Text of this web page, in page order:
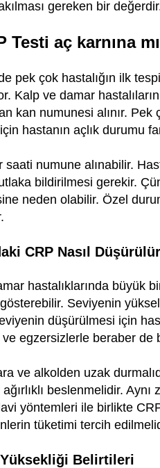
gereken bir
Testi aç karnına
pek çok hastalığın ilk
Kalp ve damar
kan numunesi alınır.
hastanın açlık durumu
saati numune alınabilir.
bildirilmesi gerekir.
neden olabilir. Özel
CRP Nasıl
hastalıklarında büyük
Seviyenin
düşürülmesi için
egzersizlerle beraber
ve alkolden uzak
beslenmelidir.
yöntemleri ile birlikte
tüketimi tercih
Yüksekliği Belirtileri